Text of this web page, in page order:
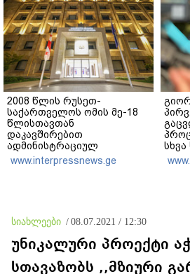
2008 წლის რუსეთ-
საქართველოს ომის მე-18
წლისთავთან
დაკავშირებით
ადმინისტრაციულ
შენობებზე სახელმწიფო
დროშები დაეშვა
www.interpressnews.ge
სხვა
სიახლეები / 08.07.2021 / 12:30
უნიკალური პროექტი
სთავაზობს ,,მზიური